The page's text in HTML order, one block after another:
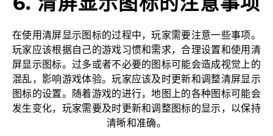
在使用清屏显示图标的过程中，玩家需要注意一些事项。
玩家应该根据自己的游戏习惯和需求，合理设置和使用清
屏显示图标。过多或者不必要的图标可能会造成视觉上的
混乱，影响游戏体验。玩家应该及时更新和调整清屏显示
图标的设置。随着游戏的进行，地图上的各种图标可能会
发生变化，玩家需要及时更新和调整图标的显示，以保持
清晰和准确。